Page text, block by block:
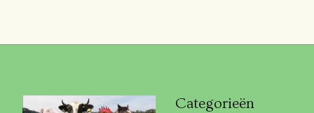
Categorieën